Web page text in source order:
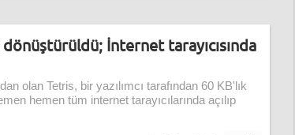
İnternet tarayıcısında
olan Tetris, bir yazılımcı tarafından 60 KB'lık
hemen tüm internet tarayıcılarında açılıp